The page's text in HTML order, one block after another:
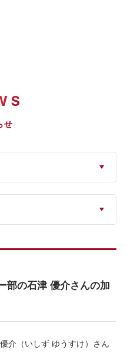
せ
部の石津 優介さんの加
介（いしず ゆうすけ）さん